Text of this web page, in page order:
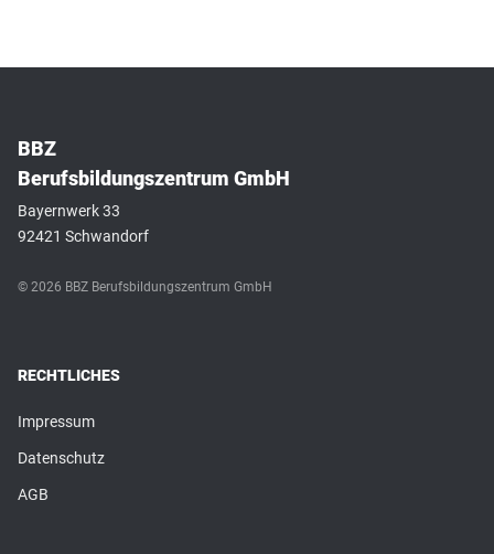
BBZ
Berufsbildungszentrum GmbH
Bayernwerk 33
92421 Schwandorf
© 2026 BBZ Berufsbildungszentrum GmbH
RECHTLICHES
Impressum
Datenschutz
AGB